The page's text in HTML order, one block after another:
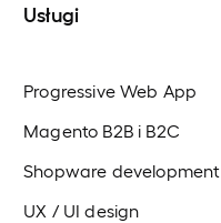
Usługi
Progressive Web App
Magento B2B i B2C
Shopware development
UX / UI design